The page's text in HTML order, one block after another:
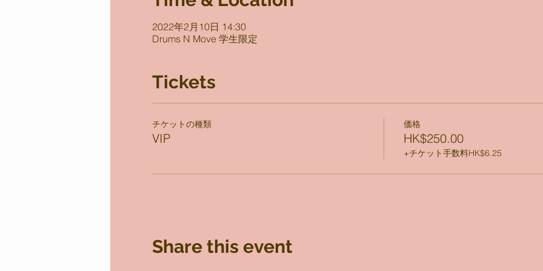
2022年2月10日 14:30
Drums N Move 学生限定
Tickets
チケットの種類
VIP
価格
HK$250.00
+チケット手数料HK$6.25
Share this event